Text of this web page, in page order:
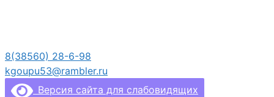
8(38560) 28-6-98
kgoupu53@rambler.ru
Версия сайта для слабовидящих